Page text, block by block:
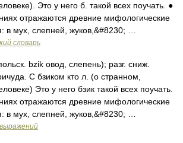
Это у него б. такой всех поучать. ●
отражаются древние мифологические
в мух, слепней, жуков,&#8230; …
словарь
bzik овод, слепень); разг. сниж.
С бзиком кто л. (о странном,
Это у него бзик такой всех поучать.
отражаются древние мифологические
в мух, слепней, жуков,&#8230; …